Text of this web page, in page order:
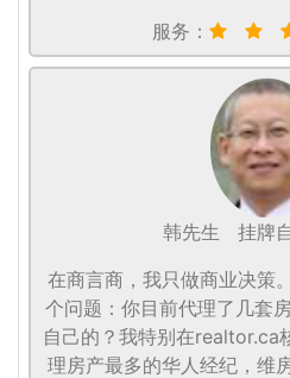
服务：
韩先生
挂牌
在商言商，我只做商业决策
个问题：你目前代理了几套
自己的？我特别在realtor.ca
理房产最多的华人经纪，维